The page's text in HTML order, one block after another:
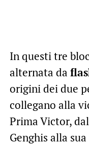
In questi tre
alternata da
origini dei due
collegano alla
Prima Victor,
Genghis alla